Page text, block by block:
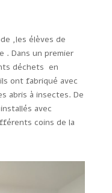
,les élèves de
. Dans un premier
déchets en
ont fabriqué avec
abris à insectes. De
avec
coins de la